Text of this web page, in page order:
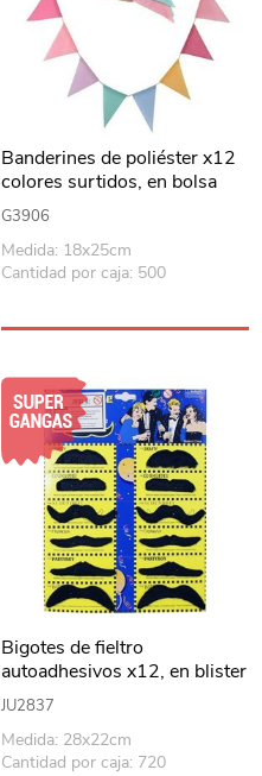
Banderines de poliéster x12
colores surtidos, en bolsa
G3906
Medida: 18x25cm
Cantidad por caja: 500
Bigotes de fieltro
autoadhesivos x12, en blister
JU2837
Medida: 28x22cm
Cantidad por caja: 720